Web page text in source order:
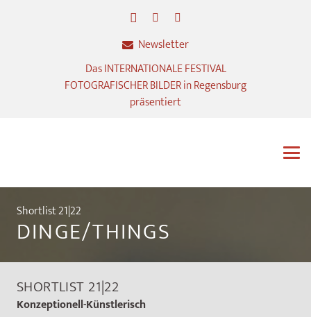
Newsletter
Das INTERNATIONALE FESTIVAL
FOTOGRAFISCHER BILDER in Regensburg
präsentiert
Shortlist 21|22
DINGE/THINGS
SHORTLIST 21|22
Konzeptionell-Künstlerisch